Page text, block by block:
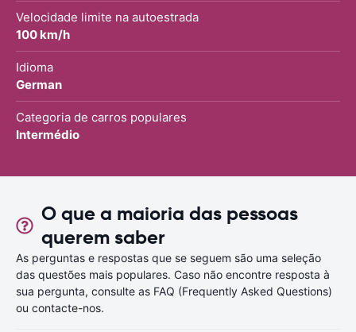
Velocidade limite na autoestrada
100 km/h
Idioma
German
Categoria de carros populares
Intermédio
O que a maioria das pessoas
querem saber
As perguntas e respostas que se seguem são uma seleção
das questões mais populares. Caso não encontre resposta à
sua pergunta, consulte as FAQ (Frequently Asked Questions)
ou contacte-nos.